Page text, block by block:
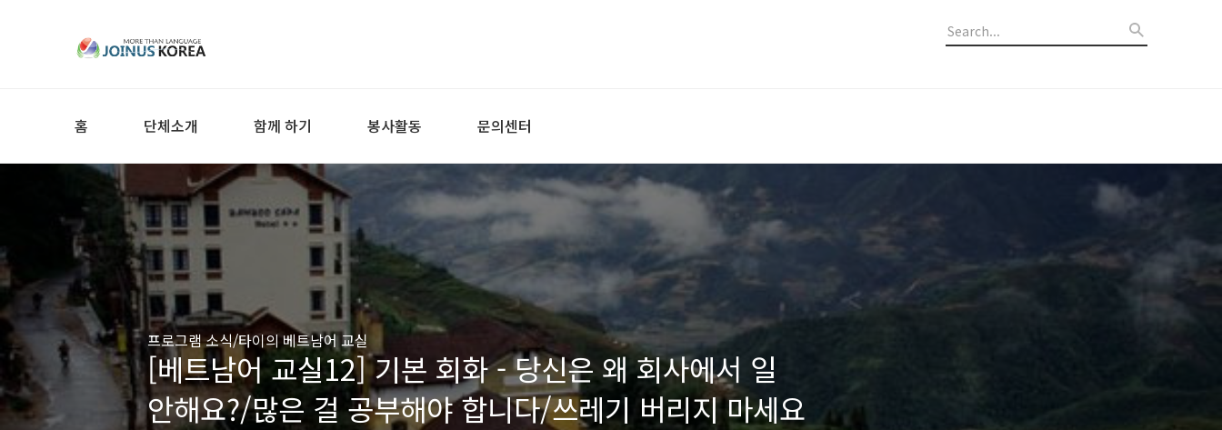
홈 단체소개 함께 하기 봉사활동 문의센터
프로그램 소식/타이의 베트남어 교실
[베트남어 교실12] 기본 회화 - 당신은 왜 회사에서 일
안해요?/많은 걸 공부해야 합니다/쓰레기 버리지 마세요